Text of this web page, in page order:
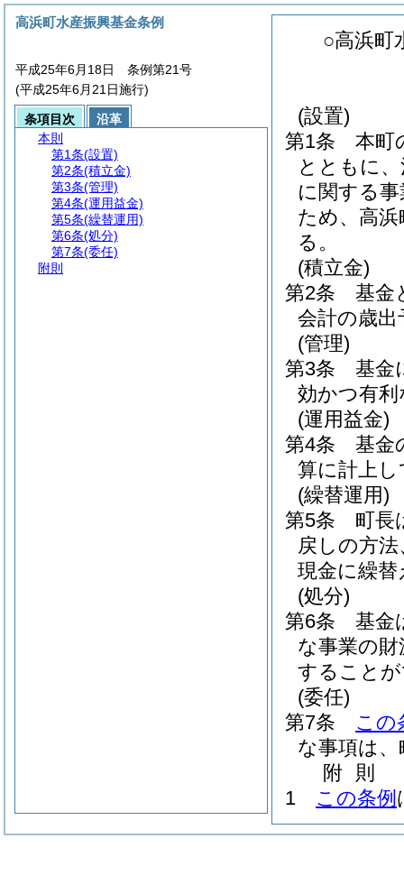
○高浜町
(設置)
第1条
本町
とともに
に関する
ため、高
る。
(積立金)
第2条
基金
会計の歳
(管理)
第3条
基金
効かつ有
(運用益金)
第4条
基金
算に計上
(繰替運用)
第5条
町長
戻しの方
現金に繰
(処分)
第6条
基金
な事業の
すること
(委任)
第7条
この
な事項は
附 則
1
この条例
高浜町水産振興基金条例
平成25年6月18日 条例第21号
(平成25年6月21日施行)
条項目次
沿革
本則
第1条(設置)
第2条(積立金)
第3条(管理)
第4条(運用益金)
第5条(繰替運用)
第6条(処分)
第7条(委任)
附則